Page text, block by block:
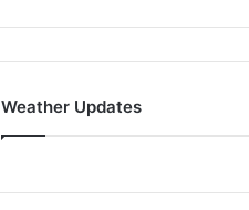
Weather Updates